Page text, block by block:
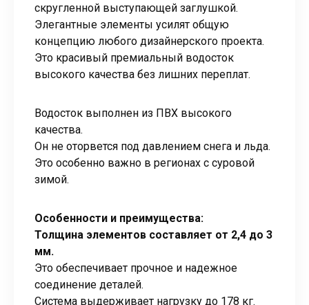
скругленной выступающей заглушкой.
Элегантные элементы усилят общую
концепцию любого дизайнерского проекта.
Это красивый премиальный водосток
высокого качества без лишних переплат.
Водосток выполнен из ПВХ высокого
качества.
Он не оторвется под давлением снега и льда.
Это особенно важно в регионах с суровой
зимой.
Особенности и преимущества:
Толщина элементов составляет от 2,4 до 3
мм.
Это обеспечивает прочное и надежное
соединение деталей.
Система выдерживает нагрузку до 178 кг.